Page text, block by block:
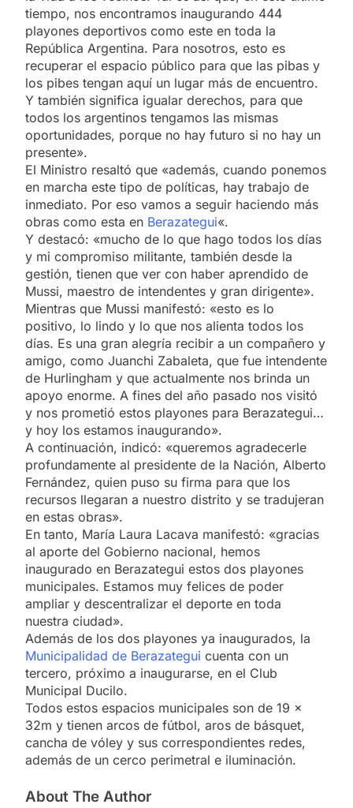
tiempo, nos encontramos inaugurando 444
playones deportivos como este en toda la
República Argentina. Para nosotros, esto es
recuperar el espacio público para que las pibas y
los pibes tengan aquí un lugar más de encuentro.
Y también significa igualar derechos, para que
todos los argentinos tengamos las mismas
oportunidades, porque no hay futuro si no hay un
presente».
El Ministro resaltó que «además, cuando ponemos
en marcha este tipo de políticas, hay trabajo de
inmediato. Por eso vamos a seguir haciendo más
obras como esta en Berazategui«.
Y destacó: «mucho de lo que hago todos los días
y mi compromiso militante, también desde la
gestión, tienen que ver con haber aprendido de
Mussi, maestro de intendentes y gran dirigente».
Mientras que Mussi manifestó: «esto es lo
positivo, lo lindo y lo que nos alienta todos los
días. Es una gran alegría recibir a un compañero y
amigo, como Juanchi Zabaleta, que fue intendente
de Hurlingham y que actualmente nos brinda un
apoyo enorme. A fines del año pasado nos visitó
y nos prometió estos playones para Berazategui…
y hoy los estamos inaugurando».
A continuación, indicó: «queremos agradecerle
profundamente al presidente de la Nación, Alberto
Fernández, quien puso su firma para que los
recursos llegaran a nuestro distrito y se tradujeran
en estas obras».
En tanto, María Laura Lacava manifestó: «gracias
al aporte del Gobierno nacional, hemos
inaugurado en Berazategui estos dos playones
municipales. Estamos muy felices de poder
ampliar y descentralizar el deporte en toda
nuestra ciudad».
Además de los dos playones ya inaugurados, la
Municipalidad de Berazategui cuenta con un
tercero, próximo a inaugurarse, en el Club
Municipal Ducilo.
Todos estos espacios municipales son de 19 x
32m y tienen arcos de fútbol, aros de básquet,
cancha de vóley y sus correspondientes redes,
además de un cerco perimetral e iluminación.
About The Author